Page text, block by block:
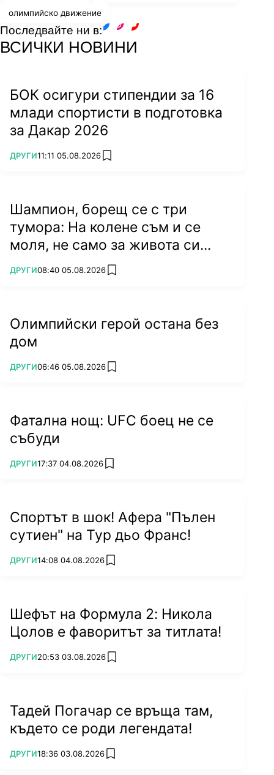
олимпийско движение
Последвайте ни в:
ВСИЧКИ НОВИНИ
БОК осигури стипендии за 16
млади спортисти в подготовка
за Дакар 2026
ПОВЕЧЕ ОТ
ДРУГИ11:11 05.08.2026 add favorites
Шампион, борещ се с три
тумора: На колене съм и се
моля, не само за живота си...
ПОВЕЧЕ ОТ
ДРУГИ08:40 05.08.2026 add favorites
Олимпийски герой остана без
дом
ПОВЕЧЕ ОТ
ДРУГИ06:46 05.08.2026 add favorites
Фатална нощ: UFC боец не се
събуди
ПОВЕЧЕ ОТ
ДРУГИ17:37 04.08.2026 add favorites
Спортът в шок! Афера "Пълен
сутиен" на Тур дьо Франс!
ПОВЕЧЕ ОТ
ДРУГИ14:08 04.08.2026 add favorites
Шефът на Формула 2: Никола
Цолов е фаворитът за титлата!
ПОВЕЧЕ ОТ
ДРУГИ20:53 03.08.2026 add favorites
Тадей Погачар се връща там,
където се роди легендата!
ПОВЕЧЕ ОТ
ДРУГИ18:36 03.08.2026 add favorites